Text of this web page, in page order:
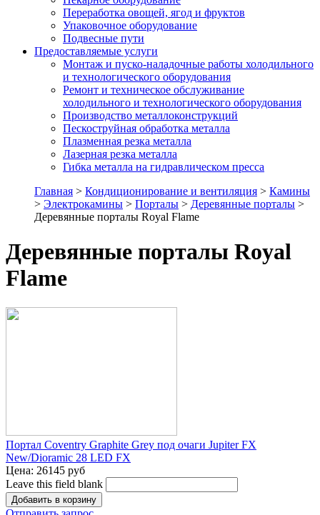
Переработка овощей, ягод и фруктов
Упаковочное оборудование
Подвесные пути
Предоставляемые услуги
Монтаж и пуско-наладочные работы холодильного
и технологического оборудования
Ремонт и техническое обслуживание
холодильного и технологического оборудования
Производство металлоконструкций
Пескоструйная обработка металла
Плазменная резка металла
Лазерная резка металла
Гибка металла на гидравлическом пресса
Главная > Кондиционирование и вентиляция > Камины
> Электрокамины > Порталы > Деревянные порталы >
Деревянные порталы Royal Flame
Деревянные порталы Royal
Flame
Портал Coventry Graphite Grey под очаги Jupiter FX
New/Dioramic 28 LED FX
Цена: 26145 руб
Leave this field blank